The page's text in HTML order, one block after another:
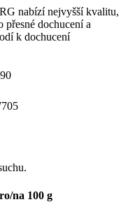
nabízí nejvyšší kvalitu,
dochucení a
k dochucení
na 100 g